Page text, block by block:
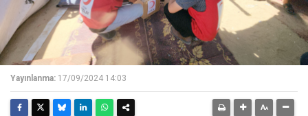
Yayınlanma: 17/09/2024 14:03